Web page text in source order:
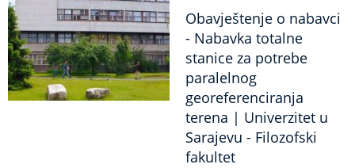
Obavještenje o nabavci
- Nabavka totalne
stanice za potrebe
paralelnog
georeferenciranja
terena | Univerzitet u
Sarajevu - Filozofski
fakultet